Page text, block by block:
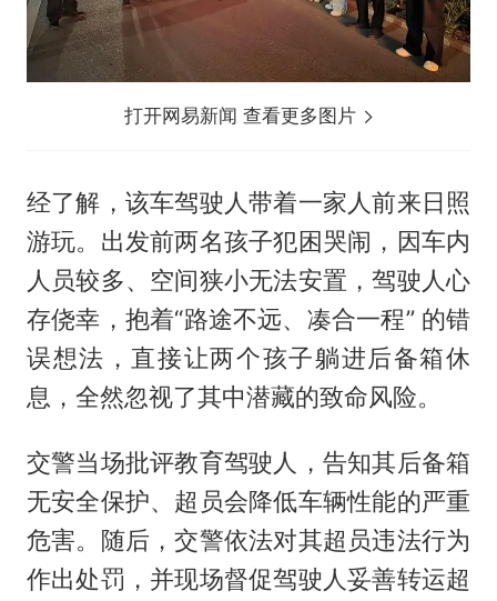
打开网易新闻 查看更多图片
经了解，该车驾驶人带着一家人前来日照
游玩。出发前两名孩子犯困哭闹，因车内
人员较多、空间狭小无法安置，驾驶人心
存侥幸，抱着“路途不远、凑合一程” 的错
误想法，直接让两个孩子躺进后备箱休
息，全然忽视了其中潜藏的致命风险。
交警当场批评教育驾驶人，告知其后备箱
无安全保护、超员会降低车辆性能的严重
危害。随后，交警依法对其超员违法行为
作出处罚，并现场督促驾驶人妥善转运超